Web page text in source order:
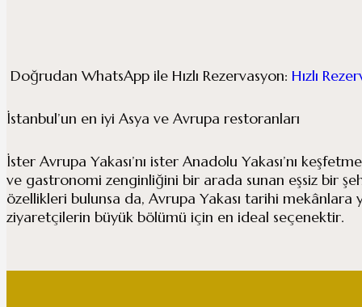
Doğrudan WhatsApp ile Hızlı Rezervasyon: Hızlı
İstanbul’un en iyi Asya ve Avrupa restoranları
İster Avrupa Yakası’nı ister Anadolu Yakası’nı
ve gastronomi zenginliğini bir arada sunan eşsiz bir
özellikleri bulunsa da, Avrupa Yakası tarihi mekânlara
ziyaretçilerin büyük bölümü için en ideal seçenektir.